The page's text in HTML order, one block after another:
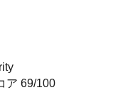
ア 69/100